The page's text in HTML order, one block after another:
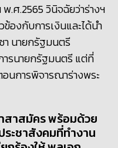
พ.ศ.2565 วินิจฉัยว่าร่างฯ
องกับการเงินและได้นำ
า นายกรัฐมนตรี
ารนายกรัฐมนตรี แต่ที่
อนการพิจารณาร่างพระ
สาสมัครพร้อมด้วย
ะชาสังคมที่ทำงาน